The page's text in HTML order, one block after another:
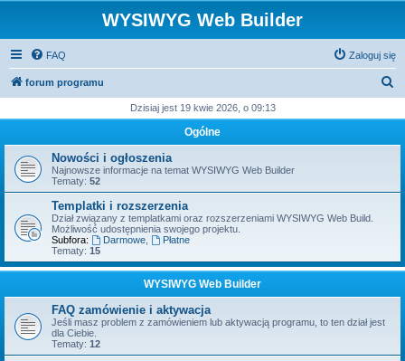
WYSIWYG Web Builder
FAQ Zaloguj się
forum programu
k
j
Dzisiaj jest 19 kwie 2026, o 09:13
Ogólne
Nowości i ogłoszenia
Najnowsze informacje na temat WYSIWYG Web Builder
Tematy: 52
Templatki i rozszerzenia
Dział związany z templatkami oraz rozszerzeniami WYSIWYG Web Build.
Możliwość udostępnienia swojego projektu.
Subfora:
Darmowe,
Płatne
Tematy: 15
WYSIWYG Web Builder
FAQ zamówienie i aktywacja
Jeśli masz problem z zamówieniem lub aktywacją programu, to ten dział jest
dla Ciebie.
Tematy: 12